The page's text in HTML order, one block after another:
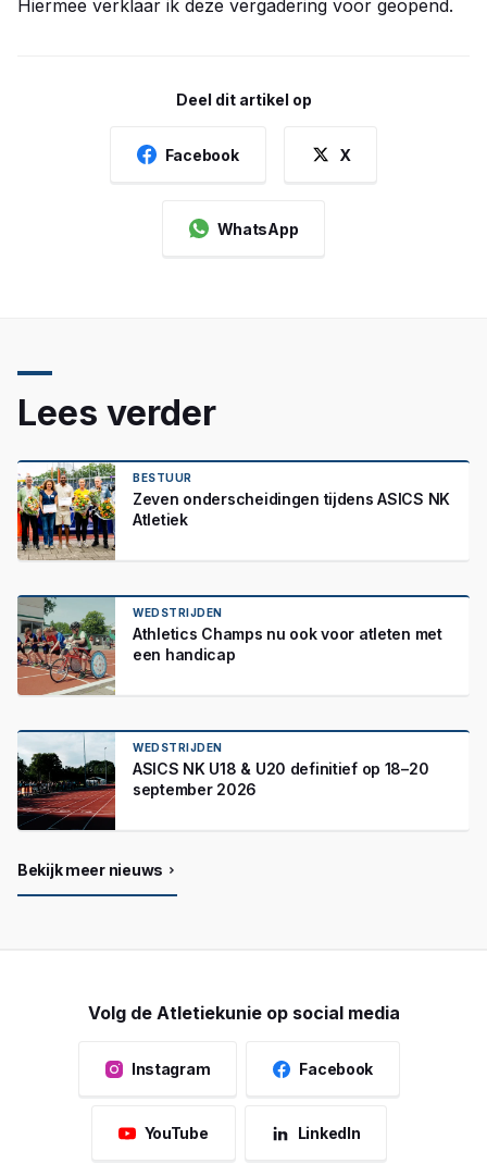
Hiermee verklaar ik deze vergadering voor geopend.
Deel dit artikel op
Facebook X
WhatsApp
Lees verder
BESTUUR
Zeven onderscheidingen tijdens ASICS NK
Atletiek
WEDSTRIJDEN
Athletics Champs nu ook voor atleten met
een handicap
WEDSTRIJDEN
ASICS NK U18 & U20 definitief op 18–20
september 2026
Bekijk meer nieuws
Volg de Atletiekunie op social media
Instagram Facebook
YouTube LinkedIn